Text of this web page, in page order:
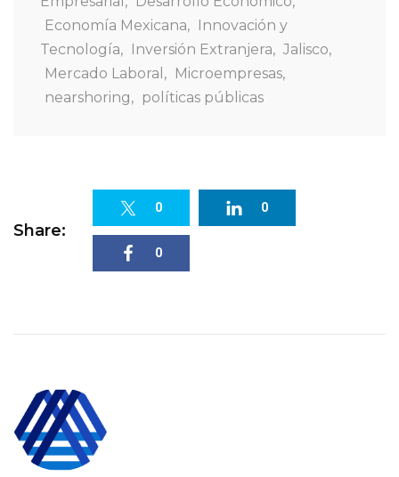
Economía Mexicana, Innovación y
Tecnología, Inversión Extranjera, Jalisco,
Mercado Laboral , Microempresas,
nearshoring, políticas públicas
Share:
0 0
0